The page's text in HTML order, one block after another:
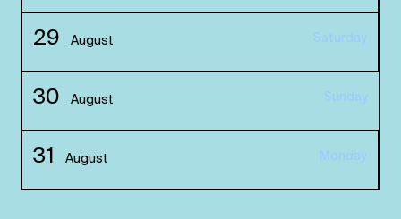
29 August Saturday
30 August Sunday
31 August Monday